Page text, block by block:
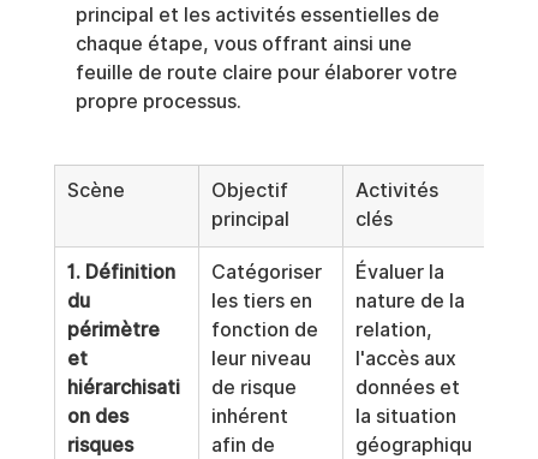
principal et les activités essentielles de
chaque étape, vous offrant ainsi une
feuille de route claire pour élaborer votre
propre processus.
Scène
Objectif
principal
Activités
clés
1. Définition
du
périmètre
et
hiérarchisati
on des
risques
Catégoriser
les tiers en
fonction de
leur niveau
de risque
inhérent
afin de
Évaluer la
nature de la
relation,
l'accès aux
données et
la situation
géographiqu